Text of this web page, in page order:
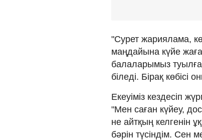
"Сурет жариялама,
маңдайына күйе
балаларымыз
біледі. Бірақ көбісі
Екеуіміз кездесіп
"Мен саған күйеу,
не айтқың келгенін
бәрін түсіндім. Сен